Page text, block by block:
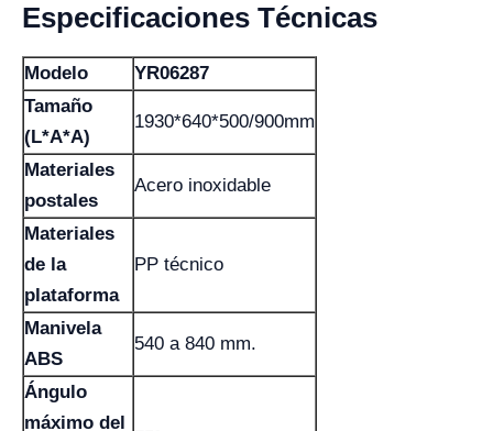
Especificaciones Técnicas
Modelo
YR06287
Tamaño
(L*A*A)
1930*640*500/900mm
Materiales
postales
Acero inoxidable
Materiales
de la
plataforma
PP técnico
Manivela
ABS
540 a 840 mm.
Ángulo
máximo del